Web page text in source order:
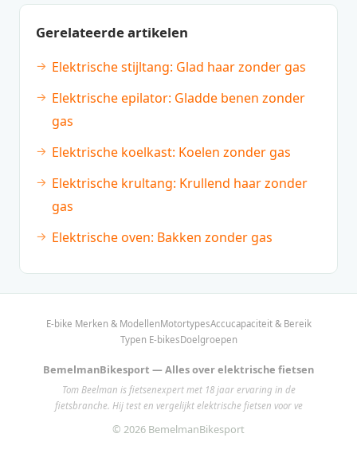
Gerelateerde artikelen
Elektrische stijltang: Glad haar zonder gas
Elektrische epilator: Gladde benen zonder
gas
Elektrische koelkast: Koelen zonder gas
Elektrische krultang: Krullend haar zonder
gas
Elektrische oven: Bakken zonder gas
E-bike Merken & ModellenMotortypesAccucapaciteit & Bereik
Typen E-bikesDoelgroepen
BemelmanBikesport — Alles over elektrische fietsen
Tom Beelman is fietsenexpert met 18 jaar ervaring in de
fietsbranche. Hij test en vergelijkt elektrische fietsen voor ve
© 2026 BemelmanBikesport